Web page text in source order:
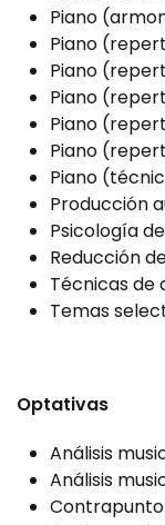
Piano
Piano
Piano
Piano
Piano
Piano
Piano
Producción
Psicología
Reducción
Técnicas de
Temas
Optativas
Análisis
Análisis